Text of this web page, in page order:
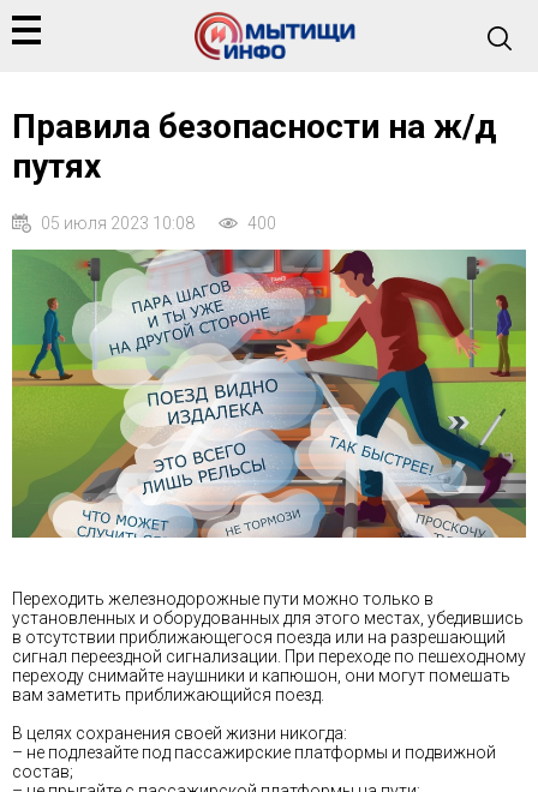
Правила безопасности на ж/д
путях
05 июля 2023 10:08 400
Переходить железнодорожные пути можно только в
установленных и оборудованных для этого местах, убедившись
в отсутствии приближающегося поезда или на разрешающий
сигнал переездной сигнализации. При переходе по пешеходному
переходу снимайте наушники и капюшон, они могут помешать
вам заметить приближающийся поезд.
В целях сохранения своей жизни никогда:
– не подлезайте под пассажирские платформы и подвижной
состав;